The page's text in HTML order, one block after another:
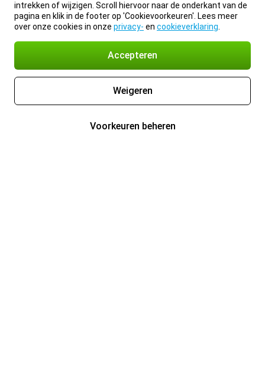
intrekken of wijzigen. Scroll hiervoor naar de onderkant van de
pagina en klik in de footer op 'Cookievoorkeuren'. Lees meer
over onze cookies in onze privacy- en cookieverklaring
Accepteren
Weigeren
Voorkeuren beheren